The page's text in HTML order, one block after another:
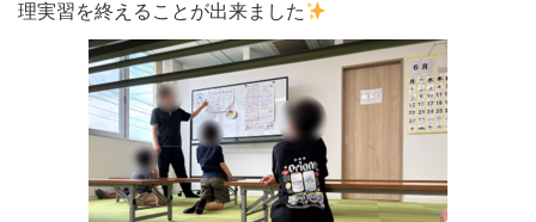
理実習を終えることが出来ました